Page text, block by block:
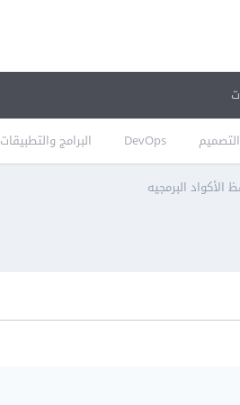
التصميم DevOps البرامج والتطبيقات
البرمجيه